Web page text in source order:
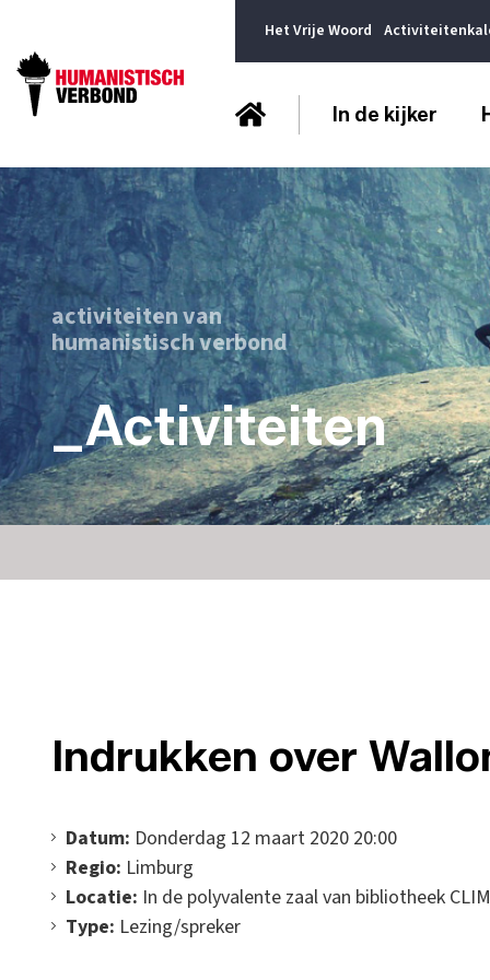
Het Vrije Woord
In de kijker
activiteiten van
humanistisch verbond
_Activiteiten
Indrukken over
Datum: Donderdag 12 maart 2020 20:00
Regio: Limburg
Locatie: In de polyvalente zaal van bibliotheek
Type: Lezing/spreker